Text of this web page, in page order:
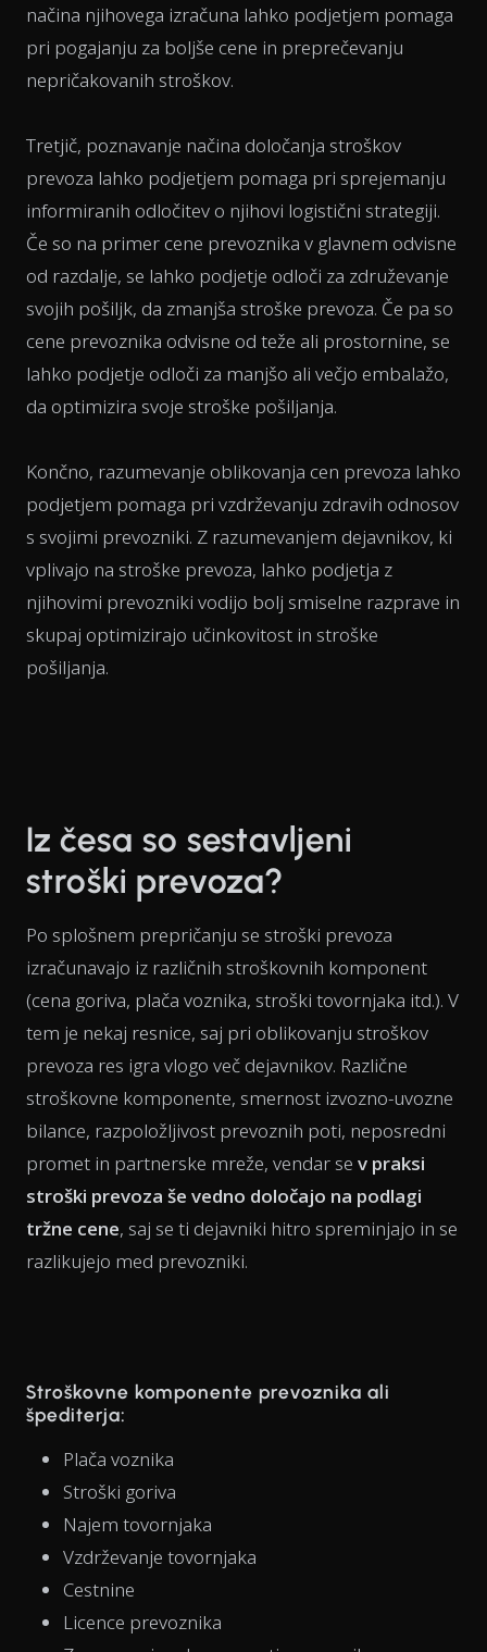
načina njihovega izračuna lahko podjetjem pomaga
pri pogajanju za boljše cene in preprečevanju
nepričakovanih stroškov.
Tretjič, poznavanje načina določanja stroškov
prevoza lahko podjetjem pomaga pri sprejemanju
informiranih odločitev o njihovi logistični strategiji.
Če so na primer cene prevoznika v glavnem odvisne
od razdalje, se lahko podjetje odloči za združevanje
svojih pošiljk, da zmanjša stroške prevoza. Če pa so
cene prevoznika odvisne od teže ali prostornine, se
lahko podjetje odloči za manjšo ali večjo embalažo,
da optimizira svoje stroške pošiljanja.
Končno, razumevanje oblikovanja cen prevoza lahko
podjetjem pomaga pri vzdrževanju zdravih odnosov
s svojimi prevozniki. Z razumevanjem dejavnikov, ki
vplivajo na stroške prevoza, lahko podjetja z
njihovimi prevozniki vodijo bolj smiselne razprave in
skupaj optimizirajo učinkovitost in stroške
pošiljanja.
Iz česa so sestavljeni
stroški prevoza?
Po splošnem prepričanju se stroški prevoza
izračunavajo iz različnih stroškovnih komponent
(cena goriva, plača voznika, stroški tovornjaka itd.). V
tem je nekaj resnice, saj pri oblikovanju stroškov
prevoza res igra vlogo več dejavnikov. Različne
stroškovne komponente, smernost izvozno-uvozne
bilance, razpoložljivost prevoznih poti, neposredni
promet in partnerske mreže, vendar se v praksi
stroški prevoza še vedno določajo na podlagi
tržne cene, saj se ti dejavniki hitro spreminjajo in se
razlikujejo med prevozniki.
Stroškovne komponente prevoznika ali
špediterja:
Plača voznika
Stroški goriva
Najem tovornjaka
Vzdrževanje tovornjaka
Cestnine
Licence prevoznika